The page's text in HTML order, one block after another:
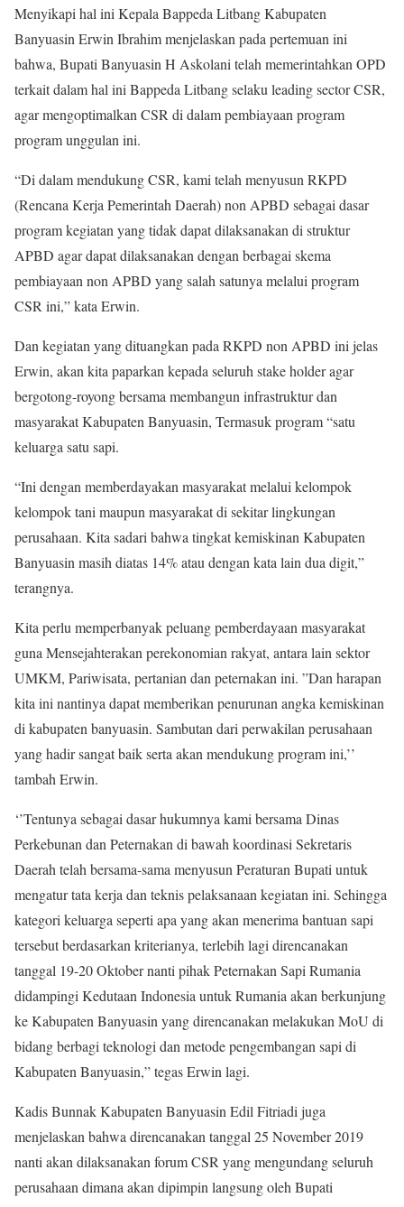
Menyikapi hal ini Kepala Bappeda Litbang Kabupaten
Banyuasin Erwin Ibrahim menjelaskan pada pertemuan ini
bahwa, Bupati Banyuasin H Askolani telah memerintahkan OPD
terkait dalam hal ini Bappeda Litbang selaku leading sector CSR,
agar mengoptimalkan CSR di dalam pembiayaan program
program unggulan ini.
“Di dalam mendukung CSR, kami telah menyusun RKPD
(Rencana Kerja Pemerintah Daerah) non APBD sebagai dasar
program kegiatan yang tidak dapat dilaksanakan di struktur
APBD agar dapat dilaksanakan dengan berbagai skema
pembiayaan non APBD yang salah satunya melalui program
CSR ini,” kata Erwin.
Dan kegiatan yang dituangkan pada RKPD non APBD ini jelas
Erwin, akan kita paparkan kepada seluruh stake holder agar
bergotong-royong bersama membangun infrastruktur dan
masyarakat Kabupaten Banyuasin, Termasuk program “satu
keluarga satu sapi.
“Ini dengan memberdayakan masyarakat melalui kelompok
kelompok tani maupun masyarakat di sekitar lingkungan
perusahaan. Kita sadari bahwa tingkat kemiskinan Kabupaten
Banyuasin masih diatas 14% atau dengan kata lain dua digit,”
terangnya.
Kita perlu memperbanyak peluang pemberdayaan masyarakat
guna Mensejahterakan perekonomian rakyat, antara lain sektor
UMKM, Pariwisata, pertanian dan peternakan ini. ”Dan harapan
kita ini nantinya dapat memberikan penurunan angka kemiskinan
di kabupaten banyuasin. Sambutan dari perwakilan perusahaan
yang hadir sangat baik serta akan mendukung program ini,’’
tambah Erwin.
‘’Tentunya sebagai dasar hukumnya kami bersama Dinas
Perkebunan dan Peternakan di bawah koordinasi Sekretaris
Daerah telah bersama-sama menyusun Peraturan Bupati untuk
mengatur tata kerja dan teknis pelaksanaan kegiatan ini. Sehingga
kategori keluarga seperti apa yang akan menerima bantuan sapi
tersebut berdasarkan kriterianya, terlebih lagi direncanakan
tanggal 19-20 Oktober nanti pihak Peternakan Sapi Rumania
didampingi Kedutaan Indonesia untuk Rumania akan berkunjung
ke Kabupaten Banyuasin yang direncanakan melakukan MoU di
bidang berbagi teknologi dan metode pengembangan sapi di
Kabupaten Banyuasin,” tegas Erwin lagi.
Kadis Bunnak Kabupaten Banyuasin Edil Fitriadi juga
menjelaskan bahwa direncanakan tanggal 25 November 2019
nanti akan dilaksanakan forum CSR yang mengundang seluruh
perusahaan dimana akan dipimpin langsung oleh Bupati